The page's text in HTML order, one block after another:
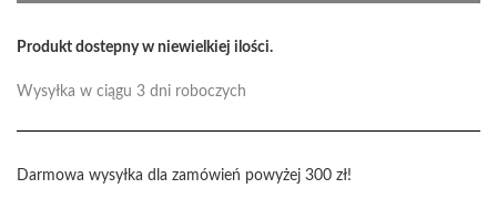
Produkt dostepny w niewielkiej ilości.
Wysyłka w ciągu 3 dni roboczych
Darmowa wysyłka dla zamówień powyżej 300 zł!